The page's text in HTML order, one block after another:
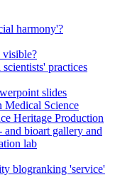
harmony'?
visible?
practices
slides
Medical Science
Heritage Production
bioart gallery and
lab
blogranking 'service'